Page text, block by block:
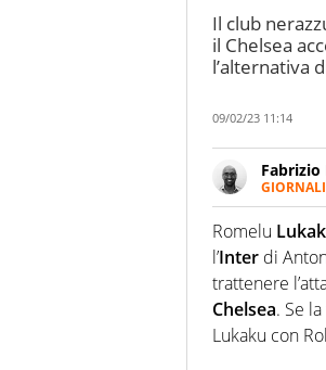
Il club
il Chelsea
l’alternativa
09/02/23 11:14
Fabrizio
più
Romelu
l’Inter di
trattenere
Chelsea. Se
Lukaku con